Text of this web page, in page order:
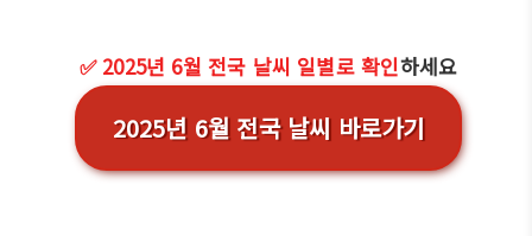
✅ 2025년 6월 전국 날씨 일별로 확인하세요
2025년 6월 전국 날씨 바로가기